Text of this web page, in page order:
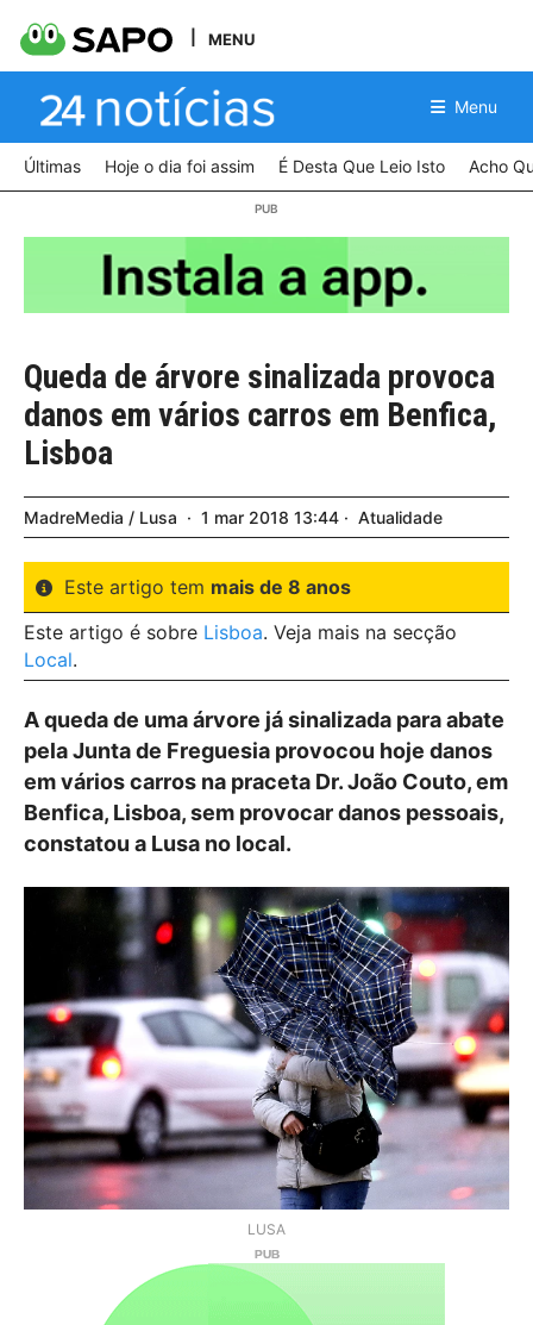
MENU
Menu
Últimas Hoje o dia foi assim É Desta Que Leio Isto Acho
Queda de árvore sinalizada provoca
danos em vários carros em Benfica,
Lisboa
MadreMedia / Lusa 1 mar 2018 13:44 Atualidade
Este artigo tem mais de 8 anos
Este artigo é sobre Lisboa. Veja mais na secção
Local.
A queda de uma árvore já sinalizada para abate
pela Junta de Freguesia provocou hoje danos
em vários carros na praceta Dr. João Couto, em
Benfica, Lisboa, sem provocar danos pessoais,
constatou a Lusa no local.
LUSA